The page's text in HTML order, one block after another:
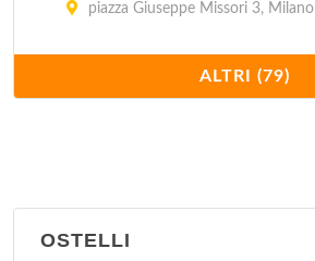
piazza Giuseppe Missori 3, Milano
Consolato del Canada
via Vittor Pisani 19, Milano
Consolato del Ghana
ALTRI (79)
OSTELLI